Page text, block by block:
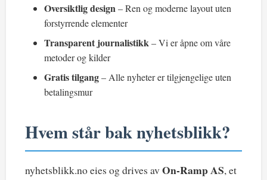
Oversiktlig design – Ren og moderne layout uten
forstyrrende elementer
Transparent journalistikk – Vi er åpne om våre
metoder og kilder
Gratis tilgang– Alle nyheter er tilgjengelige uten
betalingsmur
Hvem står bak nyhetsblikk?
nyhetsblikk.no eies og drives avOn-Ramp AS, et